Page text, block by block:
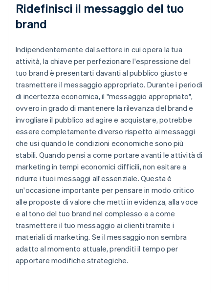
Ridefinisci il messaggio del tuo
brand
Indipendentemente dal settore in cui opera la tua
attività, la chiave per perfezionare l'espressione del
tuo brand è presentarti davanti al pubblico giusto e
trasmettere il messaggio appropriato. Durante i periodi
di incertezza economica, il "messaggio appropriato",
ovvero in grado di mantenere la rilevanza del brand e
invogliare il pubblico ad agire e acquistare, potrebbe
essere completamente diverso rispetto ai messaggi
che usi quando le condizioni economiche sono più
stabili. Quando pensi a come portare avanti le attività di
marketing in tempi economici difficili, non esitare a
ridurre i tuoi messaggi all'essenziale. Questa è
un'occasione importante per pensare in modo critico
alle proposte di valore che metti in evidenza, alla voce
e al tono del tuo brand nel complesso e a come
trasmettere il tuo messaggio ai clienti tramite i
materiali di marketing. Se il messaggio non sembra
adatto al momento attuale, prenditi il ​​tempo per
apportare modifiche strategiche.